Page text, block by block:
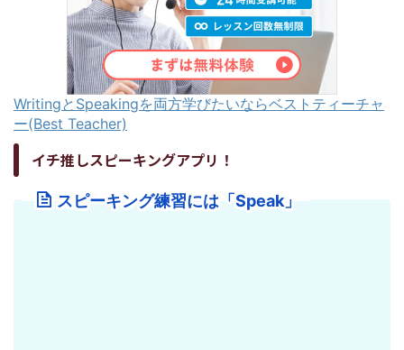
WritingとSpeakingを両方学びたいならベストティーチャ
ー(Best Teacher)
イチ推しスピーキングアプリ！
スピーキング練習には「Speak」